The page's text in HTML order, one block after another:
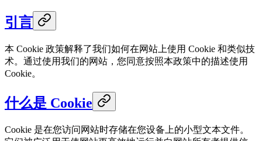
引言
本 Cookie 政策解释了我们如何在网站上使用 Cookie 和类似技
术。通过使用我们的网站，您同意按照本政策中的描述使用
Cookie。
什么是 Cookie
Cookie 是在您访问网站时存储在您设备上的小型文本文件。